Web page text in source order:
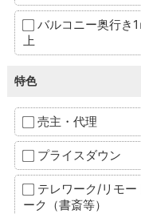
バルコニー奥行き1
上
特色
売主・代理
プライスダウン
テレワーク/リモー
ーク（書斎等）